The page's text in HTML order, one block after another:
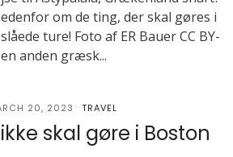
om de ting, der skal gøres i
ture! Foto af ER Bauer CC BY-
anden græsk...
20, 2023 TRAVEL
skal gøre i Boston